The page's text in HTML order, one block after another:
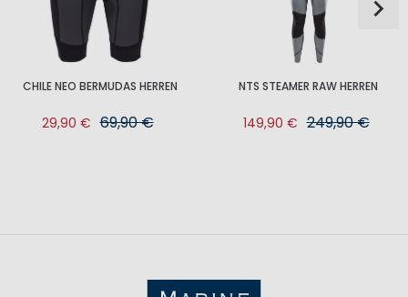
CHILE NEO BERMUDAS HERREN
29,90 € 69,90 €
NTS STEAMER RAW HERREN
149,90 € 249,90 €